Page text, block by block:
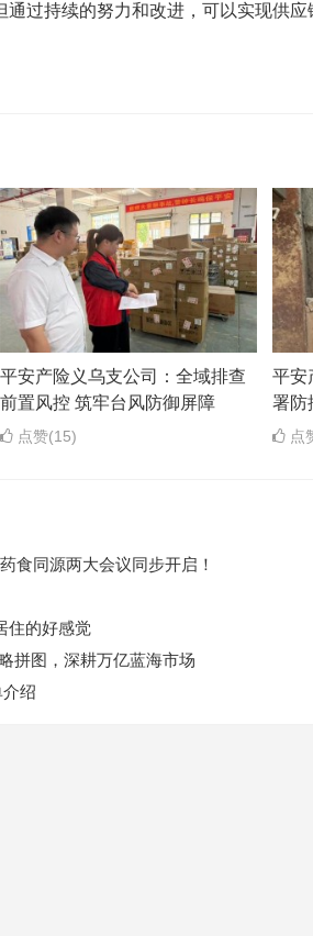
过持续的努力和改进，可以实现供应
平安产险义乌支公司：全域排查
前置风控 筑牢台风防御屏障
点赞(15)
平安
署防
点
食同源两大会议同步开启！
住的好感觉
拼图，深耕万亿蓝海市场
绍